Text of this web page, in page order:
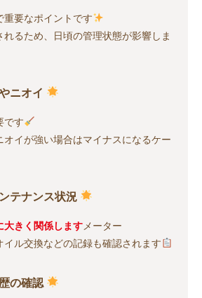
重要なポイントです
るため、日頃の管理状態が影響しま
ニオイ
です
オイが強い場合はマイナスになるケー
テナンス状況
大きく関係します メーター
イル交換などの記録も確認されます
の確認